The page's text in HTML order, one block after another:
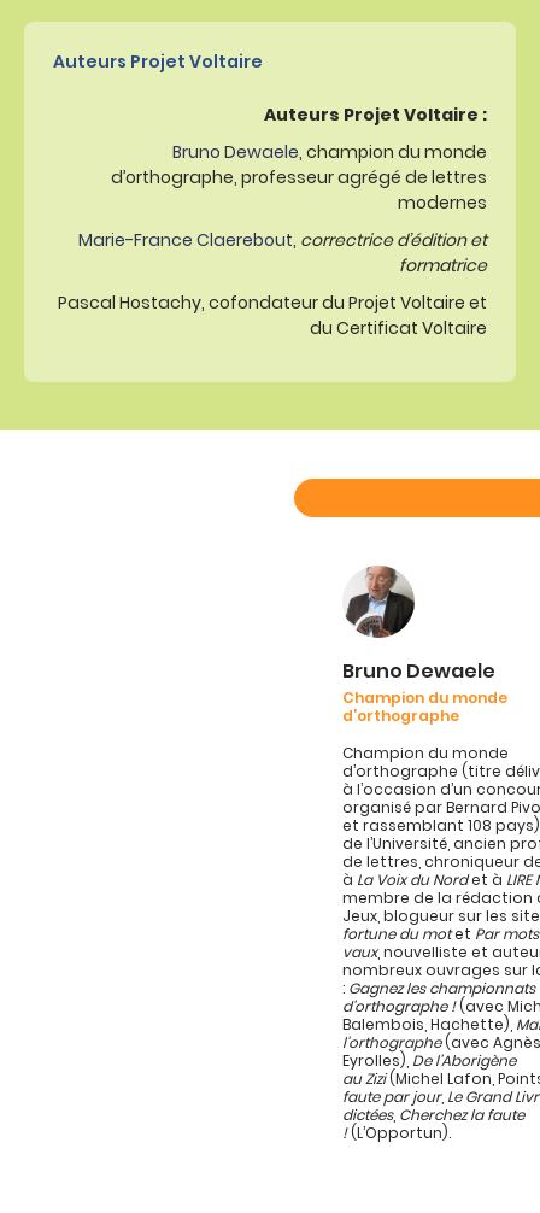
Auteurs Projet Voltaire
Auteurs Projet Voltaire :
Bruno Dewaele, champion du monde
d’orthographe, professeur agrégé de lettres
modernes
Marie-France Claerebout, correctrice d’édition et
formatrice
Pascal Hostachy, cofondateur du Projet Voltaire et
du Certificat Voltaire
Bruno Dewaele
Champion du monde
d’orthographe
Champion du monde
d’orthographe (titre
à l’occasion d’un
organisé par Bernard
et rassemblant 108
de l’Université, ancien
de lettres, chroniqueur
à La Voix du Nordet à
membre de la rédaction
Jeux, blogueur sur les
fortune du motet Par
vaux, nouvelliste et
nombreux ouvrages sur
: Gagnez les championnats
d’orthographe !(avec
Balembois, Hachette),
l’orthographe(avec
Eyrolles), De l’Aborigène
au Zizi(Michel Lafon,
faute par jour, Le Grand
dictées, Cherchez la faute
!(L’Opportun).